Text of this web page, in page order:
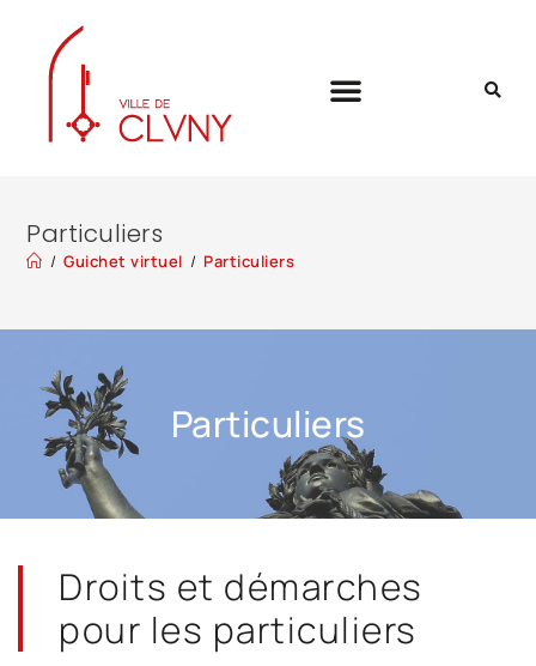
Particuliers
/ Guichet virtuel / Particuliers
Particuliers
Droits et démarches
pour les particuliers